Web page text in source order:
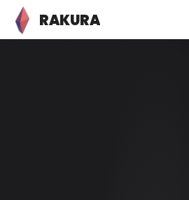
RAKURA